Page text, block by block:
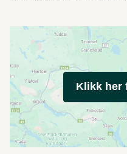
Klikk her